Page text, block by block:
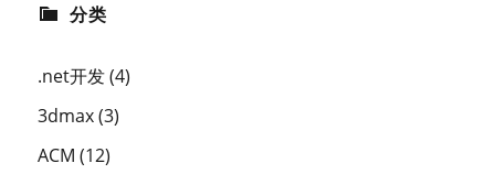
分类
.net开发(4)
3dmax(3)
ACM (12)